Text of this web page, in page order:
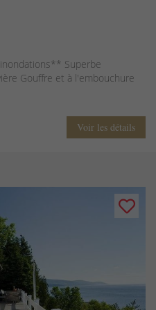
Superbe
Gouffre et à l'embouchure
Voir les détails